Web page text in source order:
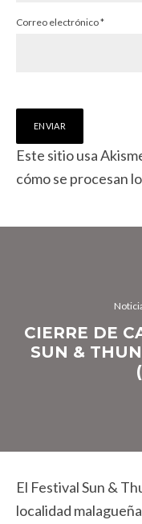
Correo electrónico*
Este sitio usa
cómo se procesan
CIERRE DE
SUN &
El Festival Sun &
localidad